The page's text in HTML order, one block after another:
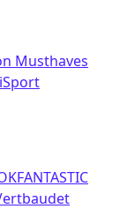
Musthaves